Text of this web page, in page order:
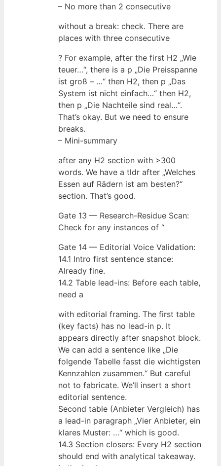
– No more than 2 consecutive
without a break: check. There are
places with three consecutive
? For example, after the first H2 „Wie
teuer…“, there is a p „Die Preisspanne
ist groß – …“ then H2, then p „Das
System ist nicht einfach…“ then H2,
then p „Die Nachteile sind real…“.
That’s okay. But we need to ensure
breaks.
– Mini-summary
after any H2 section with >300
words. We have a tldr after „Welches
Essen auf Rädern ist am besten?“
section. That’s good.
Gate 13 — Research-Residue Scan:
Check for any instances of “
Gate 14 — Editorial Voice Validation:
14.1 Intro first sentence stance:
Already fine.
14.2 Table lead-ins: Before each table,
need a
with editorial framing. The first table
(key facts) has no lead-in p. It
appears directly after snapshot block.
We can add a sentence like „Die
folgende Tabelle fasst die wichtigsten
Kennzahlen zusammen.“ But careful
not to fabricate. We’ll insert a short
editorial sentence.
Second table (Anbieter Vergleich) has
a lead-in paragraph „Vier Anbieter, ein
klares Muster: …“ which is good.
14.3 Section closers: Every H2 section
should end with analytical takeaway.